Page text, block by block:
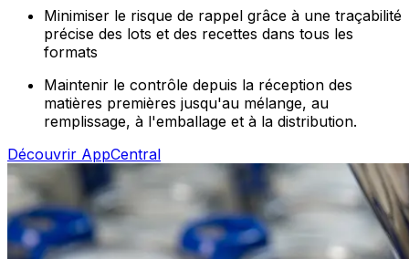
Minimiser le risque de rappel grâce à une traçabilité
précise des lots et des recettes dans tous les
formats
Maintenir le contrôle depuis la réception des
matières premières jusqu'au mélange, au
remplissage, à l'emballage et à la distribution.
Découvrir AppCentral